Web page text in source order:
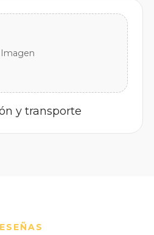
Imagen
y transporte